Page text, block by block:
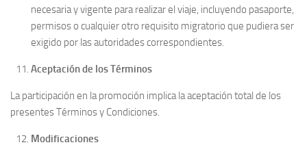
necesaria y vigente para realizar el viaje, incluyendo pasaporte,
permisos o cualquier otro requisito migratorio que pudiera ser
exigido por las autoridades correspondientes.
Aceptación de los Términos
La participación en la promoción implica la aceptación total de los
presentes Términos y Condiciones.
Modificaciones